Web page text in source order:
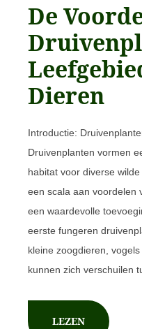
De
Dieren
Introductie:
Druivenplanten vormen
habitat voor diverse
een scala aan voordelen
een waardevolle
eerste fungeren
kleine zoogdieren,
kunnen zich verschuilen
LEZEN